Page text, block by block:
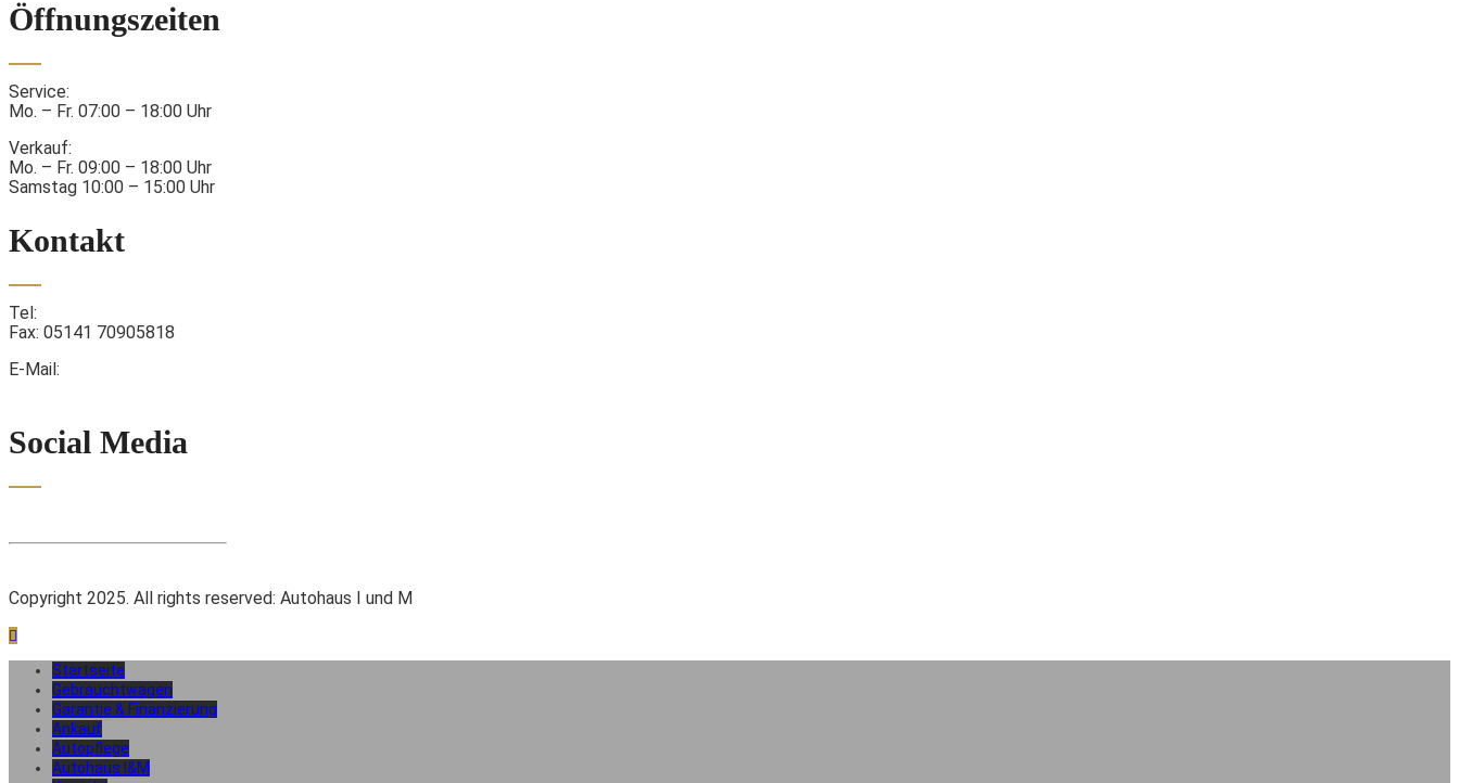
Öffnungszeiten
Service:
Mo. – Fr. 07:00 – 18:00 Uhr
Verkauf:
Mo. – Fr. 09:00 – 18:00 Uhr
Samstag 10:00 – 15:00 Uhr
Kontakt
Tel:
Fax: 05141 70905818
E-Mail:
Social Media
Copyright 2025. All rights reserved: Autohaus I und M
Startseite
Gebrauchtwagen
Garantie & Finanzierung
Ankauf
Autopflege
Autohaus I&M